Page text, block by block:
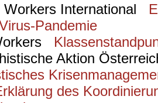
Workers International
Pandemie
Aktion
des